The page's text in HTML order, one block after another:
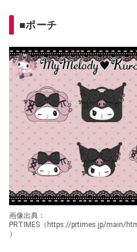
■ポーチ
画像出典：
PRTIMES（https://prtimes.jp/main/
）